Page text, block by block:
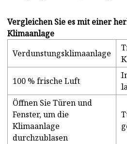
Vergleichen Sie es mit einer
Klimaanlage
Verdunstungsklimaanlage
100 % frische Luft
Öffnen Sie Türen und
Fenster, um die
Klimaanlage
durchzublasen